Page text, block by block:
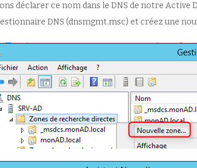
déclarer ce nom dans le DNS de notre
DNS (dnsmgmt.msc) et créez une